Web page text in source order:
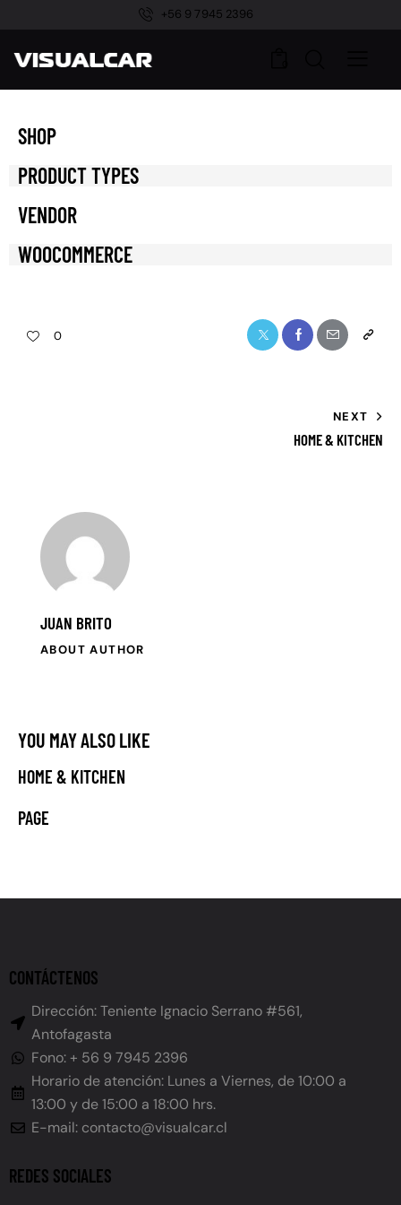
+56 9 7945 2396
SHOP
PRODUCT TYPES
VENDOR
WOOCOMMERCE
0
NEXT
HOME & KITCHEN
JUAN BRITO
ABOUT AUTHOR
YOU MAY ALSO LIKE
HOME & KITCHEN
PAGE
CONTÁCTENOS
Dirección: Teniente Ignacio Serrano #561,
Antofagasta
Fono: + 56 9 7945 2396
Horario de atención: Lunes a Viernes, de 10:00 a
13:00 y de 15:00 a 18:00 hrs.
E-mail: contacto@visualcar.cl
REDES SOCIALES